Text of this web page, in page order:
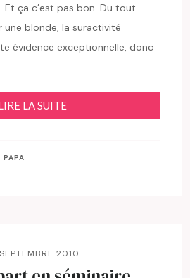
Et ça c’est pas bon. Du tout.
une blonde, la suractivité
évidence exceptionnelle, donc
LA SUITE
PAPA
2010